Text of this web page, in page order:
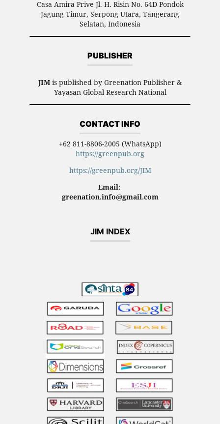
Casa Amira Prive Jl. H. Risin No. 64D Pondok
Jagung Timur, Serpong Utara, Tangerang
Selatan, Indonesia
PUBLISHER
JIM is published by Greenation Publisher &
Yayasan Global Research National
CONTACT INFO
+62 811-8806-2005 (WhatsApp)
https://greenpub.org
https://greenpub.org/JIM
Email:
greenation.info@gmail.com
JIM INDEX